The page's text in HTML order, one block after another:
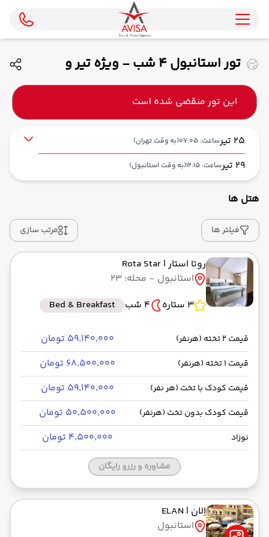
تور استانبول 4 شب - ویژه تیر و
مردادماه 1405 ( ماهان)
این تور منقضی شده است
25 تیر ساعت: 07:05 (به وقت تهران)
29 تیر ساعت: 12:15 (به وقت استانبول)
حرکت از مبدا: 07:05
به فرودگاه جدید استانبول IST
رسیدن به مقصد : 08:00
ماهان -Economy
مدت سفر: 03:00
از فرودگاه جدید استانبول IST
حرکت از مبدا: 12:15
به فرودگاه بین‌المللی امام خمینی IKA
رسیدن به مقصد : 15:00
ماهان -Economy
هتل ها
فیلتر ها مرتب سازی
روتا استار| Rota Star
استانبول - محله: 23
3 ستاره
4 شب Bed & Breakfast
قیمت 2 تخته (هرنفر) ۵۹٬۱۴۰٬۰۰۰ تومان
قیمت 1 تخته (هرنفر) ۶۸٬۵۰۰٬۰۰۰ تومان
قیمت کودک با تخت (هر نفر) ۵۹٬۱۴۰٬۰۰۰ تومان
قیمت کودک بدون تخت (هرنفر) ۵۰٬۵۰۰٬۰۰۰ تومان
نوزاد ۴٬۵۰۰٬۰۰۰ تومان
مشاوره و رزرو رایگان
اِلان | ELAN
استانبول